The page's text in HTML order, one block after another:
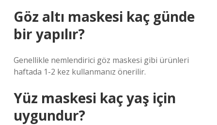
Göz altı maskesi kaç günde
bir yapılır?
Genellikle nemlendirici göz maskesi gibi ürünleri
haftada 1-2 kez kullanmanız önerilir.
Yüz maskesi kaç yaş için
uygundur?